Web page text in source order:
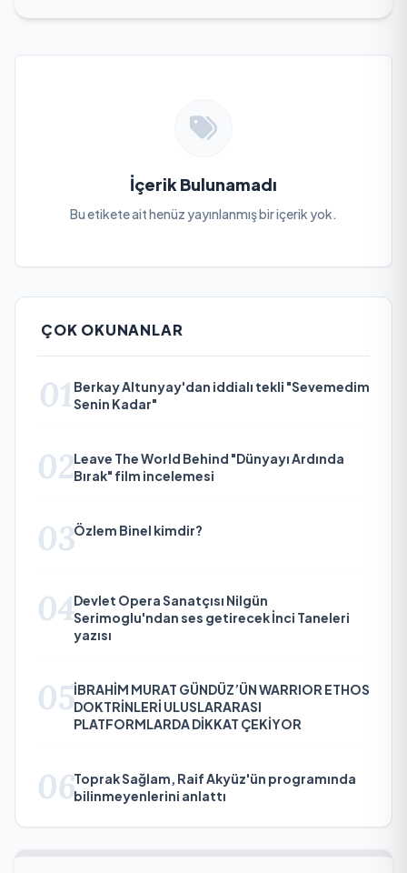
İçerik Bulunamadı
Bu etikete ait henüz yayınlanmış bir içerik yok.
ÇOK OKUNANLAR
01 Berkay Altunyay'dan iddialı tekli "Sevemedim
Senin Kadar"
02Leave The World Behind "Dünyayı Ardında
Bırak" film incelemesi
03Özlem Binel kimdir?
04Devlet Opera Sanatçısı Nilgün
Serimoglu'ndan ses getirecek İnci Taneleri
yazısı
05İBRAHİM MURAT GÜNDÜZ’ÜN WARRIOR ETHOS
DOKTRİNLERİ ULUSLARARASI
PLATFORMLARDA DİKKAT ÇEKİYOR
06Toprak Sağlam, Raif Akyüz'ün programında
bilinmeyenlerini anlattı